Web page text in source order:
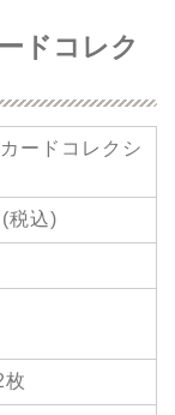
ドコレク
ードコレクシ
税込)
枚